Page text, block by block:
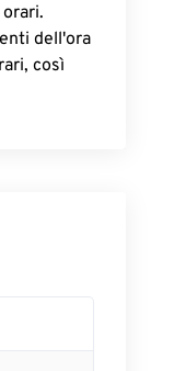
dell'ora
così